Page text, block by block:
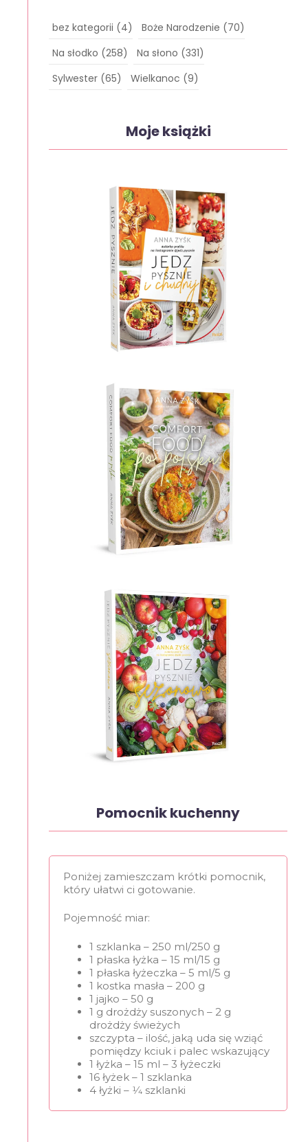
bez kategorii (4) Boże Narodzenie (70)
Na słodko (258) Na słono (331)
Sylwester (65) Wielkanoc (9)
Moje książki
Pomocnik kuchenny
Poniżej zamieszczam krótki pomocnik,
który ułatwi ci gotowanie.
Pojemność miar:
1 szklanka – 250 ml/250 g
1 płaska łyżka – 15 ml/15 g
1 płaska łyżeczka – 5 ml/5 g
1 kostka masła – 200 g
1 jajko – 50 g
1 g drożdży suszonych – 2 g
drożdży świeżych
szczypta – ilość, jaką uda się wziąć
pomiędzy kciuk i palec wskazujący
1 łyżka – 15 ml – 3 łyżeczki
16 łyżek – 1 szklanka
4 łyżki – 1⁄4 szklanki